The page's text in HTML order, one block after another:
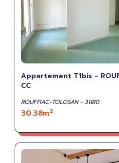
Appartement T1bis -
CC
ROUFFIAC-TOLOSAN - 31180
30.38m2